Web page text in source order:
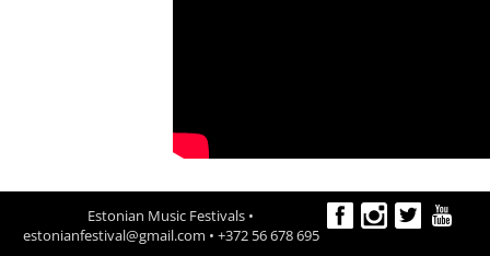
Estonian Music Festivals •
estonianfestival@gmail.com • +372 56 678 695